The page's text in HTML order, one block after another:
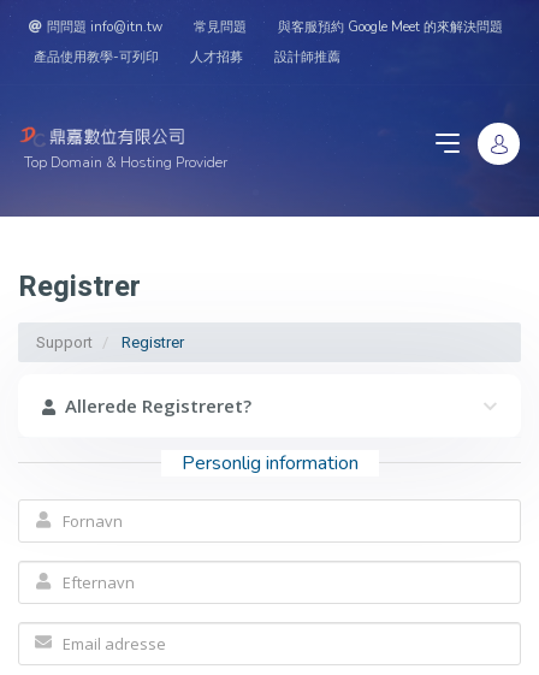
問問題 info@itn.tw 常見問題
與客服預約 Google Meet 的來解決問題
產品使用教學-可列印
人才招募 設計師推薦
Top Domain & Hosting Provider
Registrer
Support Registrer
Allerede Registreret?
Personlig information